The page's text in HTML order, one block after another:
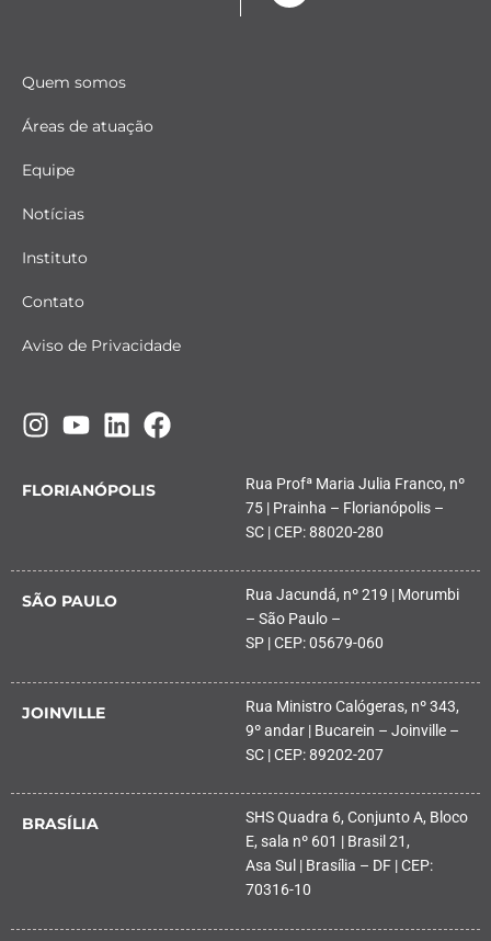
Quem somos
Áreas de atuação
Equipe
Notícias
Instituto
Contato
Aviso de Privacidade
FLORIANÓPOLIS
Rua Profª Maria Julia Franco, nº
75 | Prainha – Florianópolis –
SC | CEP: 88020-280
SÃO PAULO
Rua Jacundá, nº 219 | Morumbi
– São Paulo –
SP | CEP: 05679-060
JOINVILLE
Rua Ministro Calógeras, nº 343,
9º andar | Bucarein – Joinville –
SC | CEP: 89202-207
BRASÍLIA
SHS Quadra 6, Conjunto A, Bloco
E, sala nº 601 | Brasil 21,
Asa Sul | Brasília – DF | CEP:
70316-10